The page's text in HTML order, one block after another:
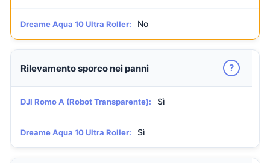
Dreame Aqua 10 Ultra Roller: No
Rilevamento sporco nei panni ?
DJI Romo A (Robot Transparente): Sì
Dreame Aqua 10 Ultra Roller: Sì